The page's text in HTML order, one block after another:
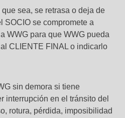
sea, se retrasa o deja de
SOCIO se compromete a
WWG para que WWG pueda
CLIENTE FINAL o indicarlo
sin demora si tiene
interrupción en el tránsito del
rotura, pérdida, imposibilidad